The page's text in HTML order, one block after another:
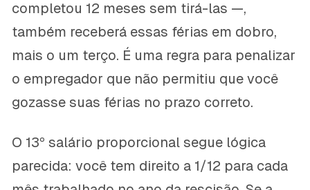
completou 12 meses sem tirá-las —,
também receberá essas férias em dobro,
mais o um terço. É uma regra para penalizar
o empregador que não permitiu que você
gozasse suas férias no prazo correto.
O 13º salário proporcional segue lógica
parecida: você tem direito a 1/12 para cada